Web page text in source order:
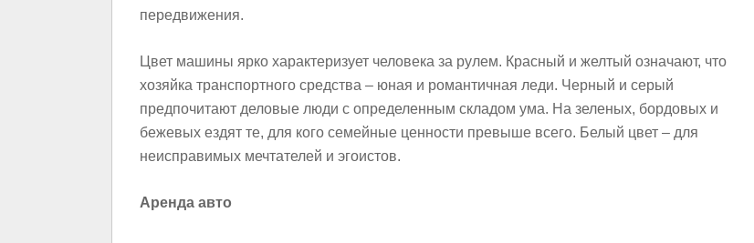
передвижения.
Цвет машины ярко характеризует человека за рулем. Красный и желтый означают, что
хозяйка транспортного средства – юная и романтичная леди. Черный и серый
предпочитают деловые люди с определенным складом ума. На зеленых, бордовых и
бежевых ездят те, для кого семейные ценности превыше всего. Белый цвет – для
неисправимых мечтателей и эгоистов.
Аренда авто